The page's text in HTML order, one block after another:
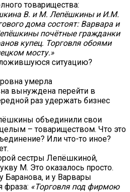
товарищества:
В. и М. Лепёшкины и И.М.
дома состоят: Варвара и
почётные гражданки
купец. Торговля обоями
мосту.»
ситуацию?
умерла
вынуждена перейти в
раз удержать бизнес
объединили свои
– товариществом. Что это
Или что-то иное?
сестры Лепёшкиной,
М. Это оказалось просто.
Баранова, и у Варвары
фраза: «Торговля под фирмою